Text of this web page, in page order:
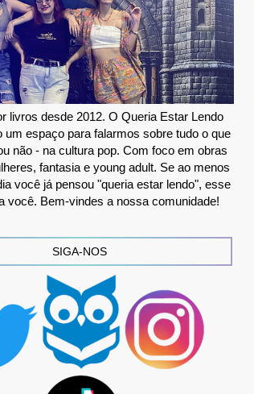
livros desde 2012. O Queria Estar Lendo
um espaço para falarmos sobre tudo o que
não - na cultura pop. Com foco em obras
fantasia e young adult. Se ao menos
você já pensou "queria estar lendo", esse
você. Bem-vindes a nossa comunidade!
SIGA-NOS